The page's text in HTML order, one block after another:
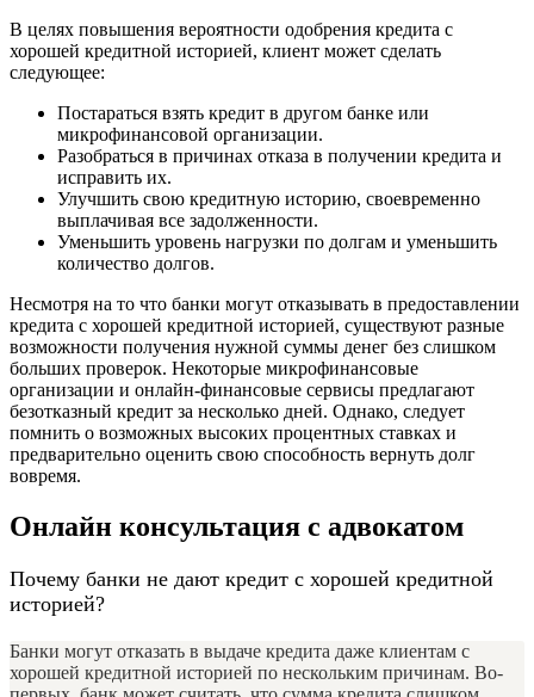
В целях повышения вероятности одобрения кредита с
хорошей кредитной историей, клиент может сделать
следующее:
Постараться взять кредит в другом банке или
микрофинансовой организации.
Разобраться в причинах отказа в получении кредита и
исправить их.
Улучшить свою кредитную историю, своевременно
выплачивая все задолженности.
Уменьшить уровень нагрузки по долгам и уменьшить
количество долгов.
Несмотря на то что банки могут отказывать в предоставлении
кредита с хорошей кредитной историей, существуют разные
возможности получения нужной суммы денег без слишком
больших проверок. Некоторые микрофинансовые
организации и онлайн-финансовые сервисы предлагают
безотказный кредит за несколько дней. Однако, следует
помнить о возможных высоких процентных ставках и
предварительно оценить свою способность вернуть долг
вовремя.
Онлайн консультация с адвокатом
Почему банки не дают кредит с хорошей кредитной
историей?
Банки могут отказать в выдаче кредита даже клиентам с
хорошей кредитной историей по нескольким причинам. Во-